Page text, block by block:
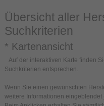
Übersicht aller
Suchkriterien
* Kartenansicht
Auf der interaktiven Karte finden
Suchkriterien entsprechen.
Wenn Sie einen gewünschten
weitere Informationen eingeblendet